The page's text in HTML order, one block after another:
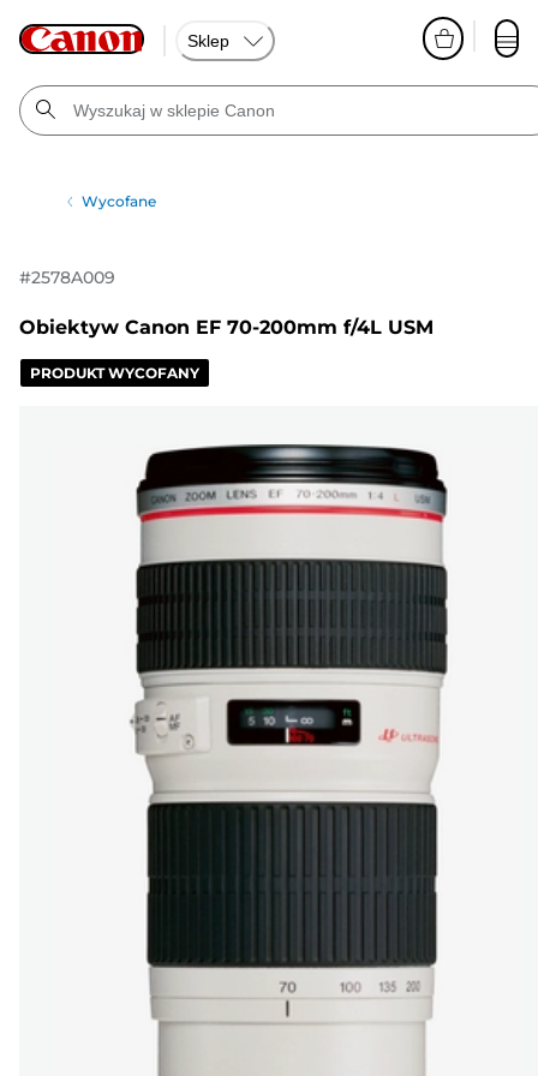
Sklep
Wycofane
#2578A009
Obiektyw Canon EF 70-200mm f/4L USM
PRODUKT WYCOFANY